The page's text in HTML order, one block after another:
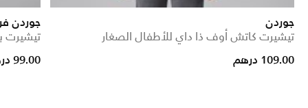
جوردن
تيشيرت كاتش أوف ذا داي للأطفال الصغار
109.00 درهم
جوردن
تيشيرت
from99.00 درهم